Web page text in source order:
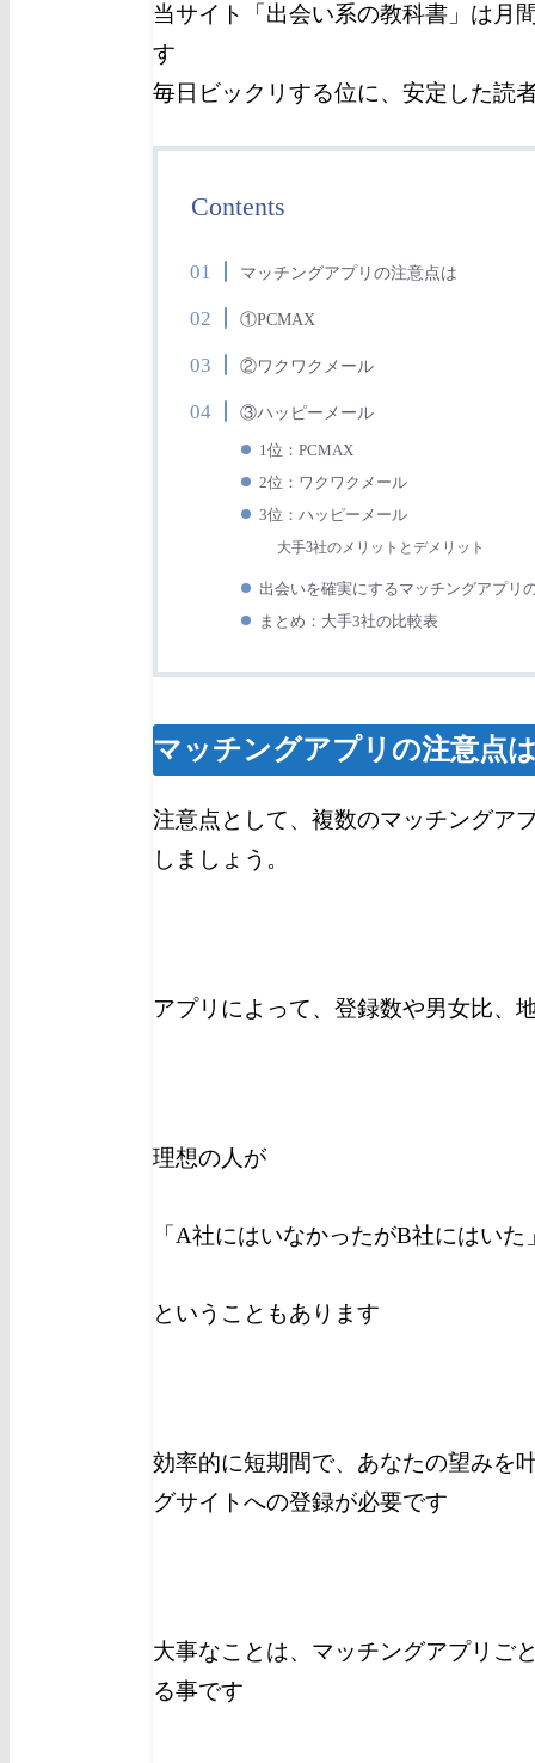
当サイト「出会い系の教科書」は月
す
毎日ビックリする位に、安定した読
Contents
マッチングアプリの注意点は
①PCMAX
②ワクワクメール
③ハッピーメール
1位：PCMAX
2位：ワクワクメール
3位：ハッピーメール
大手3社のメリットとデメリット
出会いを確実にするマッチングアプリ
まとめ：大手3社の比較表
マッチングアプリの注意点
注意点として、複数のマッチングア
しましょう。
アプリによって、登録数や男女比、
理想の人が
「A社にはいなかったがB社にはいた
ということもあります
効率的に短期間で、あなたの望みを
グサイトへの登録が必要です
大事なことは、マッチングアプリご
る事です